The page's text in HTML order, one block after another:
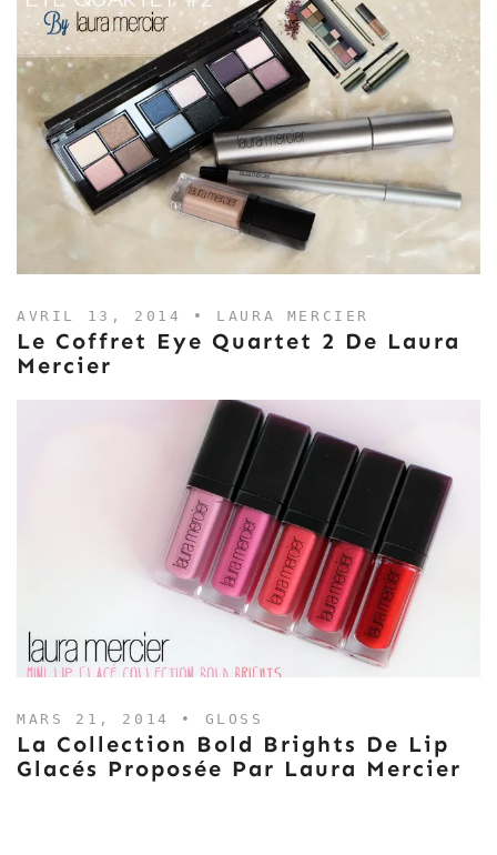
AVRIL 13, 2014 • LAURA MERCIER
Le Coffret Eye Quartet 2 De Laura
Mercier
MARS 21, 2014 • GLOSS
La Collection Bold Brights De Lip
Glacés Proposée Par Laura Mercier